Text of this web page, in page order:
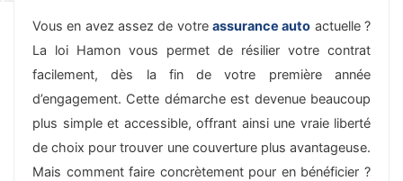
Vous en avez assez de votre assurance auto actuelle ?
La loi Hamon vous permet de résilier votre contrat
facilement, dès la fin de votre première année
d’engagement. Cette démarche est devenue beaucoup
plus simple et accessible, offrant ainsi une vraie liberté
de choix pour trouver une couverture plus avantageuse.
Mais comment faire concrètement pour en bénéficier ?